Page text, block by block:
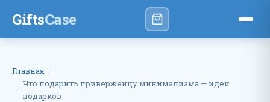
GiftsCase
Главная
Что подарить приверженцу минимализма — идеи
подарков